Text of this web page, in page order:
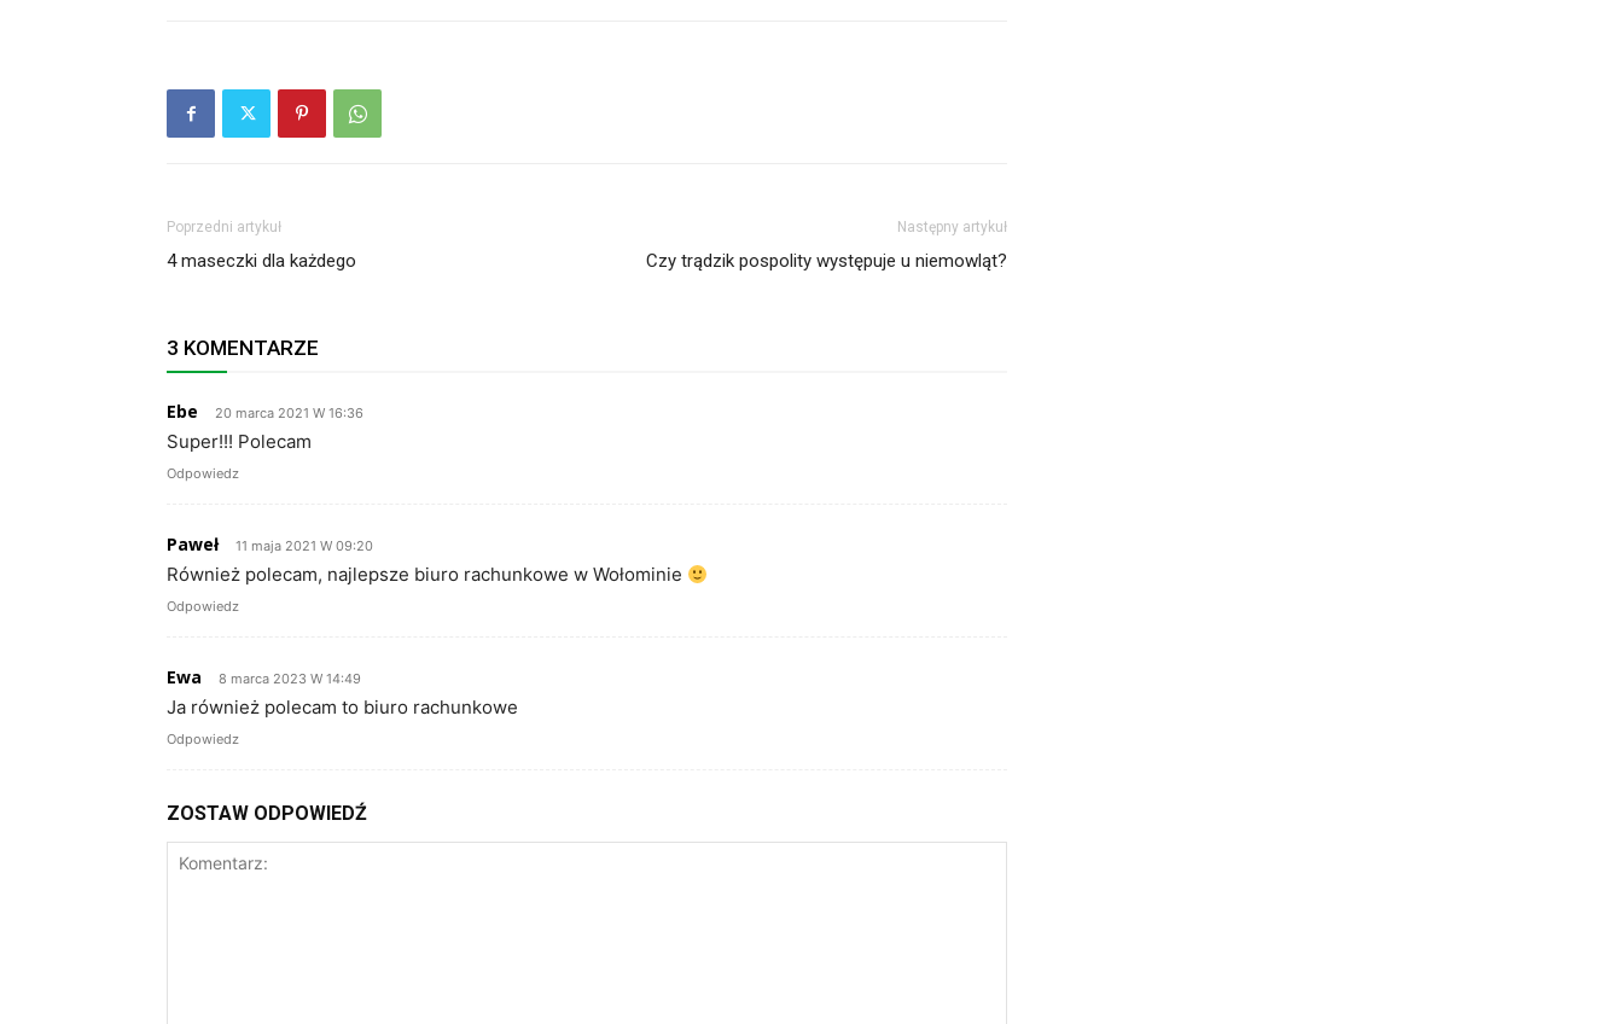
Poprzedni artykuł
4 maseczki dla każdego
Następny artykuł
Czy trądzik pospolity występuje u niemowląt?
3 KOMENTARZE
Ebe 20 marca 2021 W 16:36
Super!!! Polecam
Odpowiedz
Paweł 11 maja 2021 W 09:20
Również polecam, najlepsze biuro rachunkowe w Wołominie
Odpowiedz
Ewa 8 marca 2023 W 14:49
Ja również polecam to biuro rachunkowe
Odpowiedz
ZOSTAW ODPOWIEDŹ